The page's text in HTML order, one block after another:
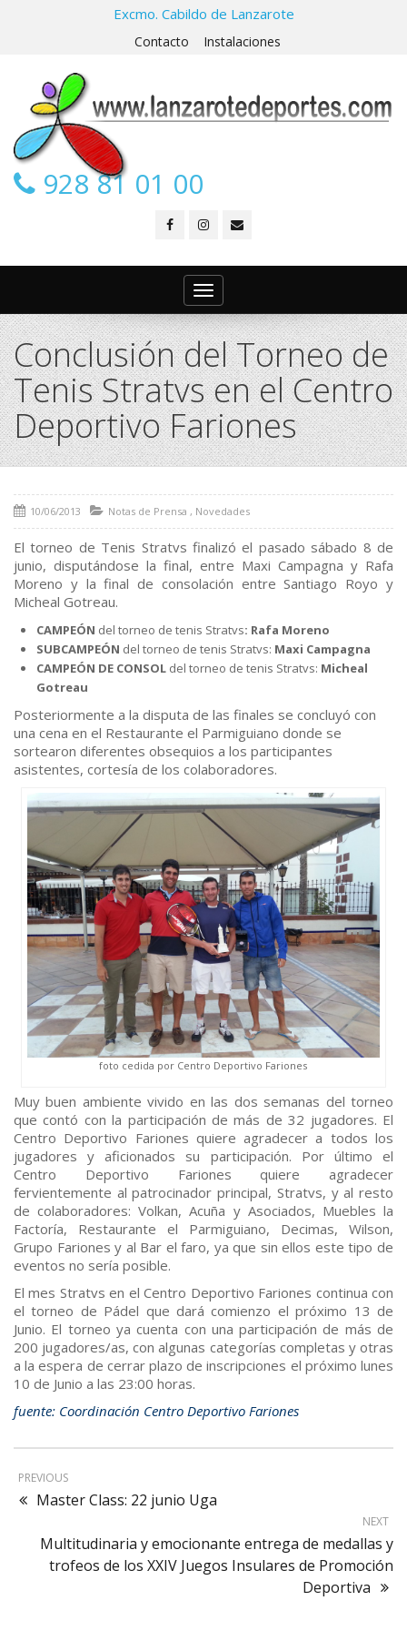
Excmo. Cabildo de Lanzarote
Contacto Instalaciones
928 81 01 00
Toggle
navigation
Conclusión del Torneo de
Tenis Stratvs en el Centro
Deportivo Fariones
10/06/2013 Notas de Prensa , Novedades
El torneo de Tenis Stratvs finalizó el pasado sábado 8 de
junio, disputándose la final, entre Maxi Campagna y Rafa
Moreno y la final de consolación entre Santiago Royo y
Micheal Gotreau.
CAMPEÓN del torneo de tenis Stratvs: Rafa Moreno
SUBCAMPEÓN del torneo de tenis Stratvs: Maxi Campagna
CAMPEÓN DE CONSOL del torneo de tenis Stratvs: Micheal
Gotreau
Posteriormente a la disputa de las finales se concluyó con
una cena en el Restaurante el Parmiguiano donde se
sortearon diferentes obsequios a los participantes
asistentes, cortesía de los colaboradores.
foto cedida por Centro Deportivo Fariones
Muy buen ambiente vivido en las dos semanas del torneo
que contó con la participación de más de 32 jugadores. El
Centro Deportivo Fariones quiere agradecer a todos los
jugadores y aficionados su participación. Por último el
Centro Deportivo Fariones quiere agradecer
fervientemente al patrocinador principal, Stratvs, y al resto
de colaboradores: Volkan, Acuña y Asociados, Muebles la
Factoría, Restaurante el Parmiguiano, Decimas, Wilson,
Grupo Fariones y al Bar el faro, ya que sin ellos este tipo de
eventos no sería posible.
El mes Stratvs en el Centro Deportivo Fariones continua con
el torneo de Pádel que dará comienzo el próximo 13 de
Junio. El torneo ya cuenta con una participación de más de
200 jugadores/as, con algunas categorías completas y otras
a la espera de cerrar plazo de inscripciones el próximo lunes
10 de Junio a las 23:00 horas.
fuente: Coordinación Centro Deportivo Fariones
PREVIOUS
Master Class: 22 junio Uga
NEXT
Multitudinaria y emocionante entrega de medallas y
trofeos de los XXIV Juegos Insulares de Promoción
Deportiva